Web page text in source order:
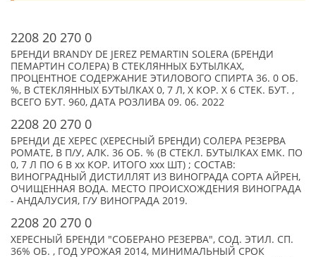
2208 20 270 0
БРЕНДИ BRANDY DE JEREZ PEMARTIN SOLERA (БРЕНДИ
ПЕМАРТИН СОЛЕРА) В СТЕКЛЯННЫХ БУТЫЛКАХ,
ПРОЦЕНТНОЕ СОДЕРЖАНИЕ ЭТИЛОВОГО СПИРТА 36. 0 ОБ.
%, В СТЕКЛЯННЫХ БУТЫЛКАХ 0, 7 Л, X КОР. Х 6 СТЕК. БУТ. ,
ВСЕГО БУТ. 960, ДАТА РОЗЛИВА 09. 06. 2022
2208 20 270 0
БРЕНДИ ДЕ ХЕРЕС (ХЕРЕСНЫЙ БРЕНДИ) СОЛЕРА РЕЗЕРВА
РОМАТЕ, В П/У, АЛК. 36 ОБ. % (В СТЕКЛ. БУТЫЛКАХ ЕМК. ПО
0, 7 Л ПО 6 В xx КОР. ИТОГО xxx ШТ) ; СОСТАВ:
ВИНОГРАДНЫЙ ДИСТИЛЛЯТ ИЗ ВИНОГРАДА СОРТА АЙРЕН,
ОЧИЩЕННАЯ ВОДА. МЕСТО ПРОИСХОЖДЕНИЯ ВИНОГРАДА
- АНДАЛУСИЯ, Г/У ВИНОГРАДА 2019.
2208 20 270 0
ХЕРЕСНЫЙ БРЕНДИ "СОБЕРАНО РЕЗЕРВА", СОД. ЭТИЛ. СП.
36% ОБ. , ГОД УРОЖАЯ 2014, МИНИМАЛЬНЫЙ СРОК